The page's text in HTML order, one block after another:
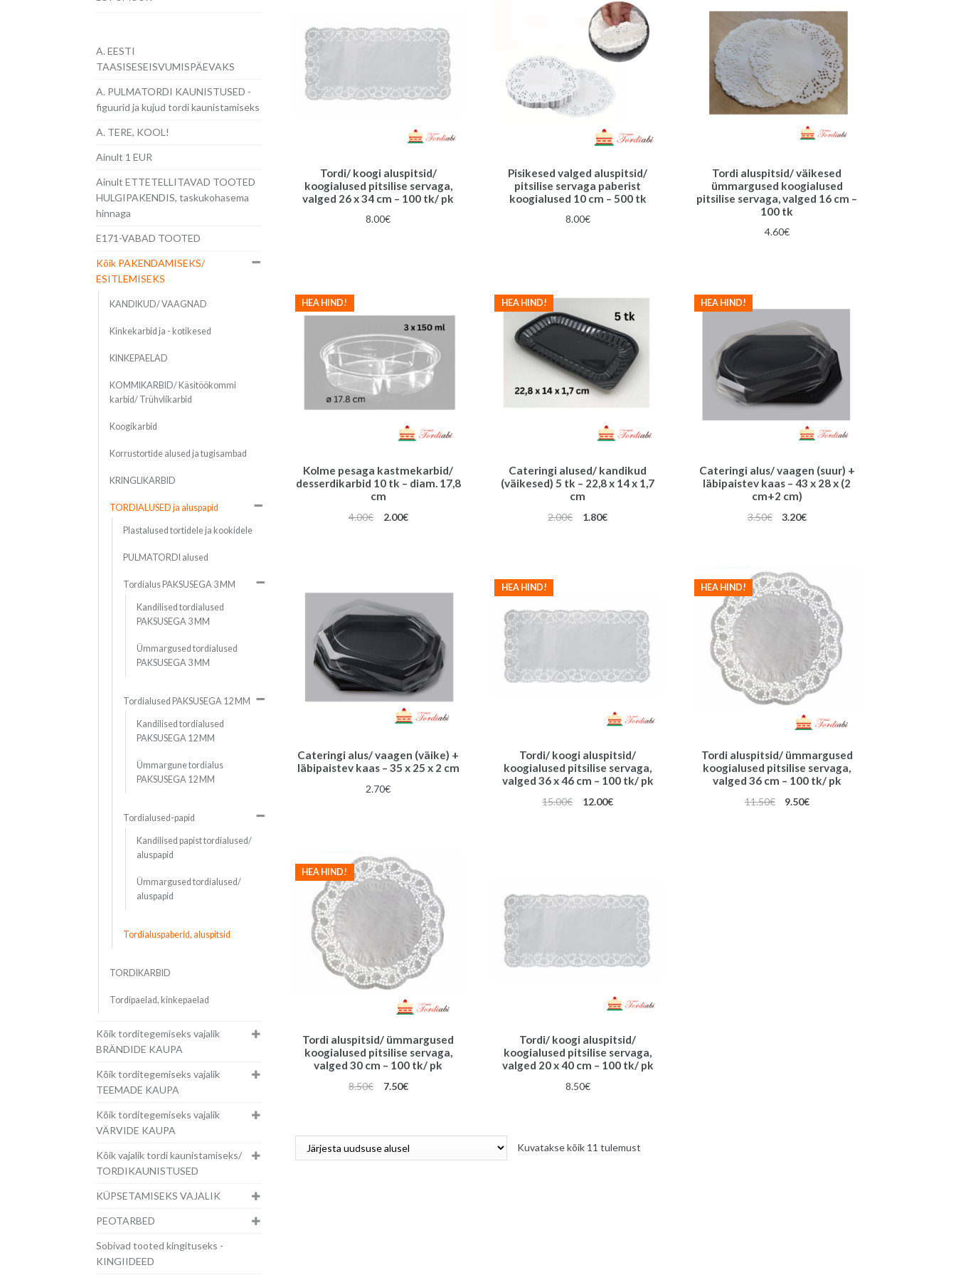
Tordi/ koogi aluspitsid/
koogialused pitsilise servaga,
valged 26 x 34 cm – 100 tk/ pk
8.00€
Pisikesed valged aluspitsid/
pitsilise servaga paberist
koogialused 10 cm – 500 tk
8.00€
Tordi aluspitsid/ väikesed
ümmargused koogialused
pitsilise servaga, valged 16 cm –
100 tk
4.60€
Kolme pesaga kastmekarbid/
desserdikarbid 10 tk – diam. 17,8
cm
HEA HIND!
4.00€
Algne
2.00€Praegune
Cateringi alused/ kandikud
(väikesed) 5 tk – 22,8 x 14 x 1,7
cm
HEA HIND!
2.00€
Algne
1.80€Praegune
Cateringi alus/ vaagen (suur) +
läbipaistev kaas – 43 x 28 x (2
cm+2 cm)
HEA HIND!
3.50€
Algne
3.20€Praegune
Cateringi alus/ vaagen (väike) +
läbipaistev kaas – 35 x 25 x 2 cm
2.70€
Tordi/ koogi aluspitsid/
koogialused pitsilise servaga,
valged 36 x 46 cm – 100 tk/ pk
HEA HIND!
15.00€
Algne
12.00€Praegune
Tordi aluspitsid/ ümmargused
koogialused pitsilise servaga,
valged 36 cm – 100 tk/ pk
HEA HIND!
11.50€
Algne
9.50€Praegune
Tordi aluspitsid/ ümmargused
koogialused pitsilise servaga,
valged 30 cm – 100 tk/ pk
HEA HIND!
8.50€
Algne
7.50€Praegune
Tordi/ koogi aluspitsid/
koogialused pitsilise servaga,
valged 20 x 40 cm – 100 tk/ pk
8.50€
Kuvatakse kõik 11 tulemust
A. EESTI
TAASISESEISVUMISPÄEVAKS
A. PULMATORDI KAUNISTUSED -
figuurid ja kujud tordi kaunistamiseks
A. TERE, KOOL!
Ainult 1 EUR
Ainult ETTETELLITAVAD TOOTED
HULGIPAKENDIS, taskukohasema
hinnaga
E171-VABAD TOOTED
Kõik PAKENDAMISEKS/
ESITLEMISEKS
KANDIKUD/ VAAGNAD
Kinkekarbid ja - kotikesed
KINKEPAELAD
KOMMIKARBID/ Käsitöökommi
karbid/ Trühvlikarbid
Koogikarbid
Korrustortide alused ja tugisambad
KRINGLIKARBID
TORDIALUSED ja aluspapid
Plastalused tortidele ja kookidele
PULMATORDI alused
Tordialus PAKSUSEGA 3 MM
Kandilised tordialused
PAKSUSEGA 3 MM
Ümmargused tordialused
PAKSUSEGA 3 MM
Tordialused PAKSUSEGA 12 MM
Kandilised tordialused
PAKSUSEGA 12 MM
Ümmargune tordialus
PAKSUSEGA 12 MM
Tordialused-papid
Kandilised papist tordialused/
aluspapid
Ümmargused tordialused/
aluspapid
Tordialuspaberid, aluspitsid
TORDIKARBID
Tordipaelad, kinkepaelad
Kõik torditegemiseks vajalik
BRÄNDIDE KAUPA
Kõik torditegemiseks vajalik
TEEMADE KAUPA
Kõik torditegemiseks vajalik
VÄRVIDE KAUPA
Kõik vajalik tordi kaunistamiseks/
TORDIKAUNISTUSED
KÜPSETAMISEKS VAJALIK
PEOTARBED
Sobivad tooted kingituseks -
KINGIIDEED